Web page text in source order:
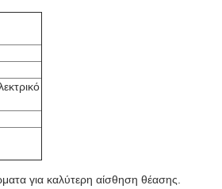
για καλύτερη αίσθηση θέασης.